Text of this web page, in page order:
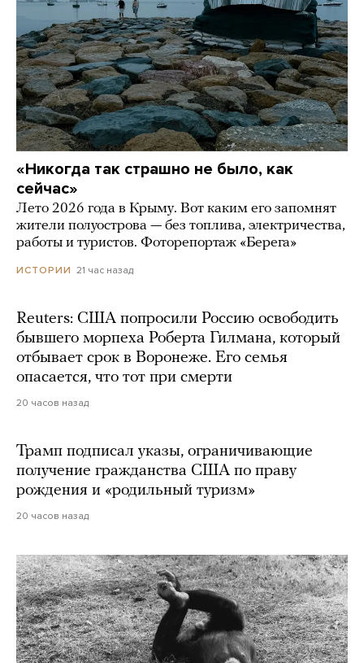
«Никогда так страшно не было, как
сейчас»
Лето 2026 года в Крыму. Вот каким его запомнят
жители полуострова — без топлива, электричества,
работы и туристов. Фоторепортаж «Берега»
ИСТОРИИ 21 час назад
Reuters: США попросили Россию освободить
бывшего морпеха Роберта Гилмана, который
отбывает срок в Воронеже. Его семья
опасается, что тот при смерти
20 часов назад
Трамп подписал указы, ограничивающие
получение гражданства США по праву
рождения и «родильный туризм»
20 часов назад